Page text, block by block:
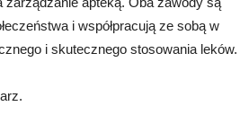
i współpracują ze sobą w
i skutecznego stosowania leków.